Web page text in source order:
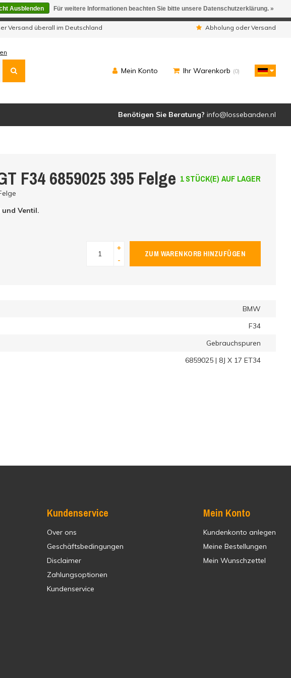
Versand überall im Deutschland Abholung oder Versand
Mein Konto Ihr Warenkorb (0)
Benötigen Sie Beratung? info@lossebanden.nl
F34 6859025 395 Felge 1 STÜCK(E) AUF LAGER
und Ventil.
+
-
ZUM WARENKORB HINZUFÜGEN
BMW
F34
Gebrauchspuren
6859025 | 8J X 17 ET34
Kundenservice
Over ons
Geschäftsbedingungen
Disclaimer
Zahlungsoptionen
Kundenservice
Mein Konto
Kundenkonto anlegen
Meine Bestellungen
Mein Wunschzettel
Ausblenden Für weitere Informationen beachten Sie bitte unsere Datenschutzerklärung. »
Bestellungen werden geliefert.